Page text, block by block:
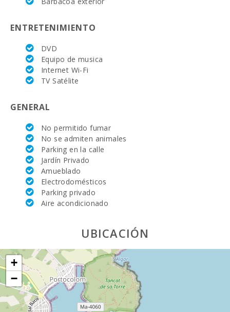
los martes )
semanal en
Felanitx ( los
domingos )
(km):
Montuiri (km):
Mercado
semanal en
Alcudia ( los
martes y los
domingos)
(km):
Mercado
semanal en
palma nova:
Supermercado
- Eroski (km):
Supermercado
- Spar (km):
ENTRETENIMIENTO
DVD
Equipo de musica
Internet Wi-Fi
TV Satélite
GENERAL
No permitido fumar
No se admiten animales
Parking en la calle
Jardín Privado
Amueblado
Electrodomésticos
Parking privado
Aire acondicionado
UBICACIÓN
+
−